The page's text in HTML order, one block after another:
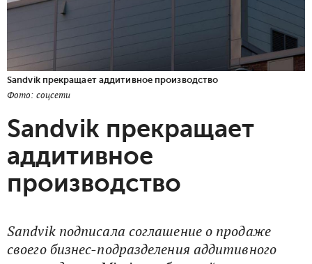
Sandvik прекращает аддитивное производство
Фото: соцсети
Sandvik прекращает
аддитивное
производство
Sandvik подписала соглашение о продаже
своего бизнес-подразделения аддитивного